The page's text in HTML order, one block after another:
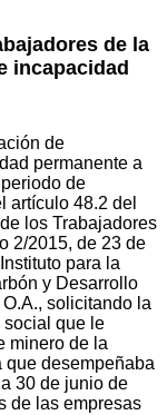
de la
incapacidad
de
permanente a
de
artículo 48.2 del
los Trabajadores
2/2015, de 23 de
para la
y Desarrollo
solicitando la
social que le
minero de la
que desempeñaba
30 de junio de
de las empresas